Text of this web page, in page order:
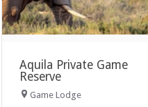
Aquila Private Game
Reserve
Game Lodge